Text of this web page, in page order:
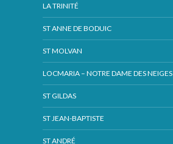
LA TRINITÉ
ST ANNE DE BODUIC
ST MOLVAN
LOCMARIA – NOTRE DAME DES NEIGES
ST GILDAS
ST JEAN-BAPTISTE
ST ANDRÉ